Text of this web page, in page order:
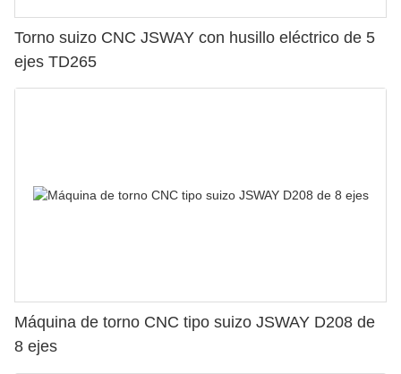
Torno suizo CNC JSWAY con husillo eléctrico de 5
ejes TD265
Máquina de torno CNC tipo suizo JSWAY D208 de
8 ejes